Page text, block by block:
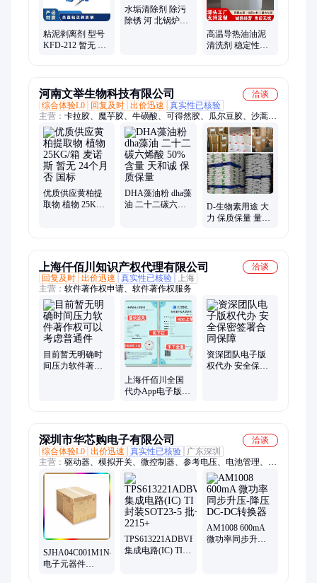
泥、烟气脱硫脱硝、锅炉除垢除锈、填料水垢清洗
粘泥剥离剂 型号
KFD-212 暂无 PH
水垢清除剂 除污
除锈 河 北锅炉除
高温导热油油泥
清洗剂 稳定性强
河南文举生物科技有限公司
洽谈
综合体验L0
回复及时 出价迅速
真实性已核验
主营： 卡拉胶、魔芋胶、牛磺酸、可得然胶、瓜尔豆胶、沙蒿子
胶、海藻酸钠、纳他酶素、食用明胶、聚丙烯酸钠、甲基纤维
素、酪蛋白酸钠、普鲁兰多糖、乳酸链球菌素、食品级黄原胶
优质供应黄柏提
取物 植物 25KG/
DHA藻油粉 dha藻
油 二十二碳六烯
D-生物素用途 大
力 保质保量 量大
上海仟佰川知识产权代理有限公司
洽谈
回复及时 出价迅速 真实性已核验
上海
主营： 软件著作权申请、软件著作权服务
目前暂无明确时
间压力软件著作
上海仟佰川全国
代办App电子版权
资深团队电子版
权代办 安全保密
深圳市华芯购电子有限公司
洽谈
综合体验L0 出价迅速 真实性已核验
广东深圳
主营： 驱动器、模拟开关、微控制器、参考电压、电池管理、视
频开关ic、仪表放大器、音频放大器、开关稳压器、数字隔离
器、精密放大器、运算放大器、点火控制器、开关控制器、可编
程门阵列、接口集成电路、电容电阻
SJHA04C001M1N46
电子元器件
TPS613221ADBVR
集成电路(IC) TI
AM1008 600mA
微功率同步升压-